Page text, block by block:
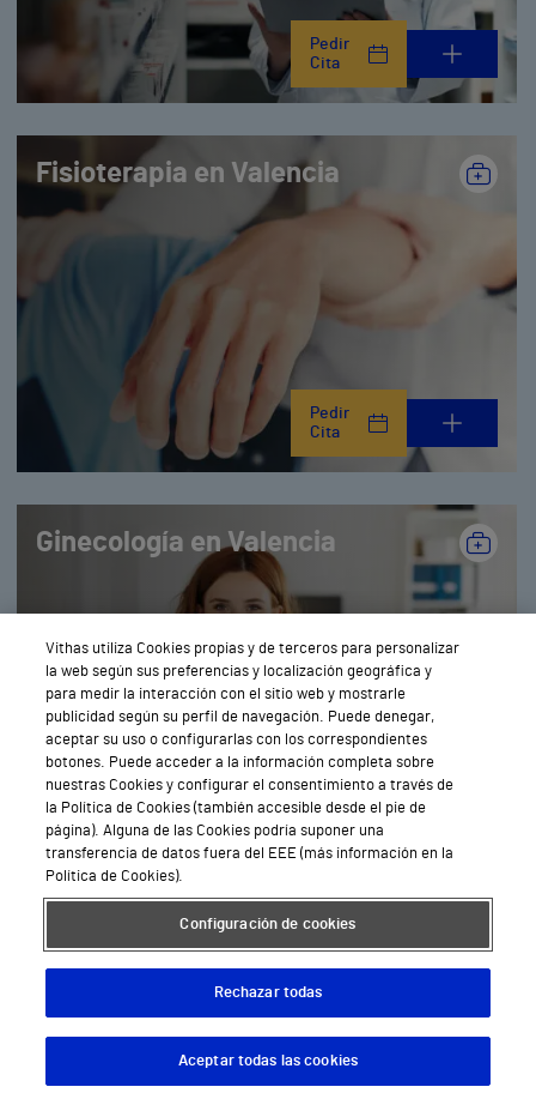
Pedir
Cita
Fisioterapia en Valencia
Pedir
Cita
Ginecología en Valencia
Pedir
Cita
Hematología y hemoterapia en
Valencia
Descargar App
Vithas utiliza Cookies propias y de terceros para personalizar
la web según sus preferencias y localización geográfica y
para medir la interacción con el sitio web y mostrarle
publicidad según su perfil de navegación. Puede denegar,
aceptar su uso o configurarlas con los correspondientes
botones. Puede acceder a la información completa sobre
nuestras Cookies y configurar el consentimiento a través de
la Política de Cookies (también accesible desde el pie de
página). Alguna de las Cookies podría suponer una
transferencia de datos fuera del EEE (más información en la
Política de Cookies).
Configuración de cookies
Rechazar todas
Aceptar todas las cookies